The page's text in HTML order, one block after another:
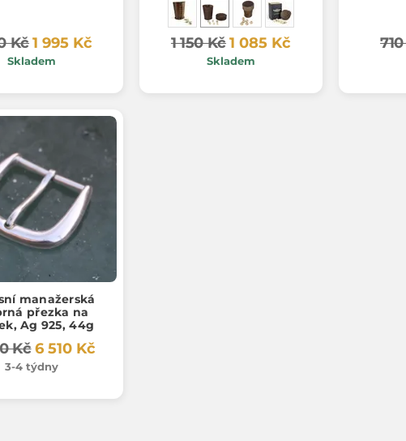
Kč1 995 Kč
Skladem
1 150 Kč1 085 Kč
Skladem
manažerská
přezka na
Ag 925, 44g
Kč 6 510 Kč
3-4 týdny